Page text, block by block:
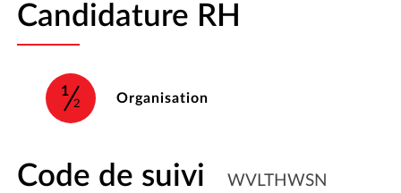
MES DEMANDES
Candidature RH
Code de suivi WVLTHWSN
1
2 Organisation(étape courante)